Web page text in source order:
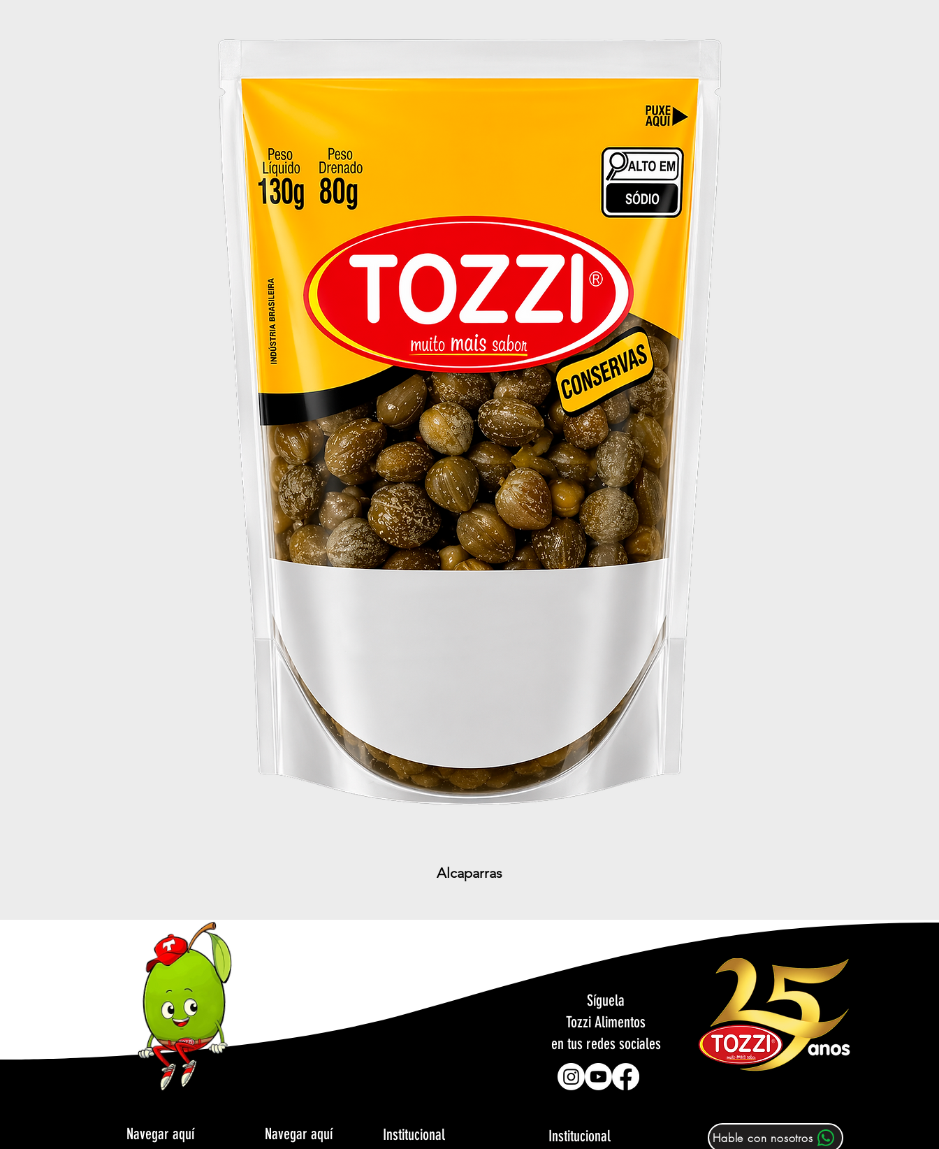
Alcaparras
Navegar aquí Navegar aquí
Síguela
Tozzi Alimentos
en tus redes sociales
Institucional Institucional Hable con nosotros